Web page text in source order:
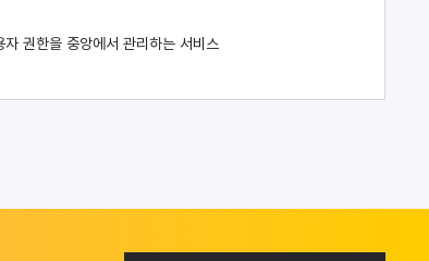
권한을 중앙에서 관리하는 서비스